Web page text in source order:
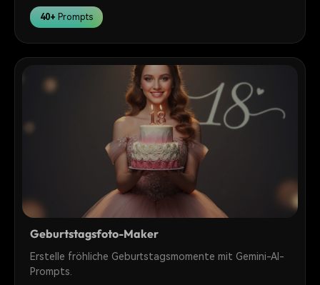
40+ Prompts
Geburtstagsfoto-Maker
Erstelle fröhliche Geburtstagsmomente mit Gemini-AI-
Prompts.